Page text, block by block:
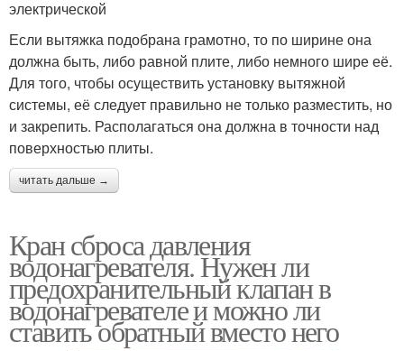
электрической
Если вытяжка подобрана грамотно, то по ширине она
должна быть, либо равной плите, либо немного шире её.
Для того, чтобы осуществить установку вытяжной
системы, её следует правильно не только разместить, но
и закрепить. Располагаться она должна в точности над
поверхностью плиты.
читать дальше →
Кран сброса давления
водонагревателя. Нужен ли
предохранительный клапан в
водонагревателе и можно ли
ставить обратный вместо него